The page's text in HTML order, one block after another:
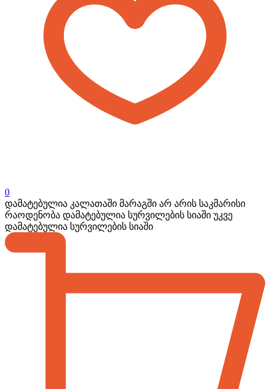
0
დამატებულია კალათაში მარაგში არ არის საკმარისი
რაოდენობა დამატებულია სურვილების სიაში უკვე
დამატებულია სურვილების სიაში